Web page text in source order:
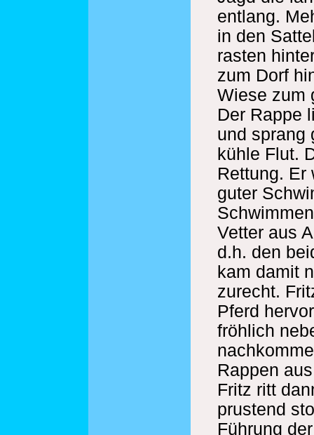
entlang.
in den
rasten
zum Dorf
Wiese zum
Der Rappe
und sprang
kühle Flut.
Rettung. Er
guter
Vetter aus
d.h. den
kam damit
zurecht.
Pferd
fröhlich
Rappen
Fritz ritt
prustend
Führung